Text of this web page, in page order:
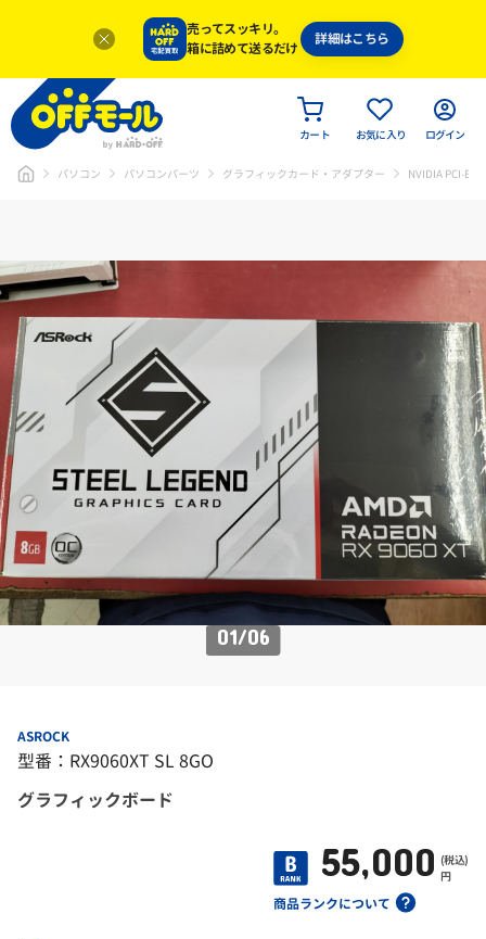
売ってスッキリ。
箱に詰めて送るだけ
詳細はこちら
カート お気に入り ログイン
パソコン パソコンパーツ グラフィックカード・アダプター NVIDIA PCI-
01/06
ASROCK
型番：RX9060XT SL 8GO
グラフィックボード
商品ランクについて
55,000 (税込)
円